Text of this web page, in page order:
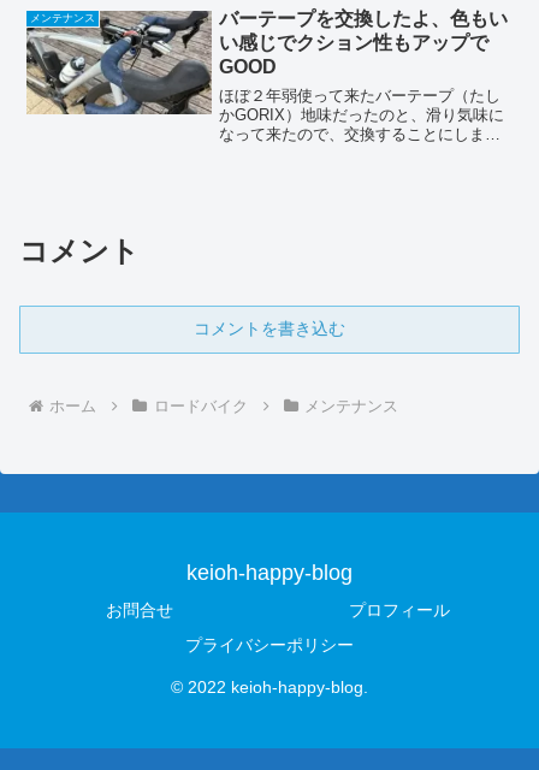
って感じ。正直、足は残ってる感じなん
ですが、お尻が痛...
メンテナンス
バーテープを交換したよ、色もい
い感じでクション性もアップで
GOOD
ほぼ２年弱使って来たバーテープ（たし
かGORIX）地味だったのと、滑り気味に
なって来たので、交換することにしまし
コメント
コメントを書き込む
ホーム ロードバイク メンテナンス
keioh-happy-blog
お問合せ
プロフィール
プライバシーポリシー
© 2022 keioh-happy-blog.